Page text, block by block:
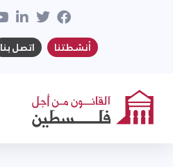
أنشطتنا اتصل بنا